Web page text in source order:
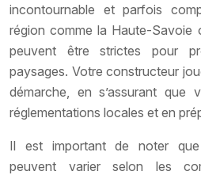
incontournable et parfois
région comme la Haute-Savoie
peuvent être strictes pour
paysages. Votre constructeur
démarche, en s’assurant que
réglementations locales et en
Il est important de noter que
peuvent varier selon les